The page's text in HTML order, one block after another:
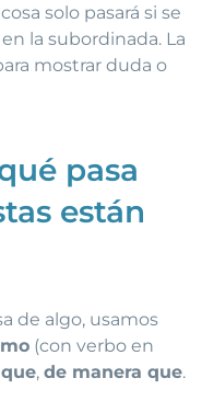
solo pasará si se
la subordinada. La
mostrar duda o
pasa
están
de algo, usamos
(con verbo en
, de manera que.